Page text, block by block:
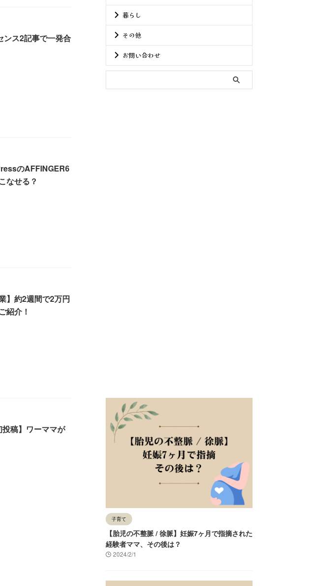
ンス2記事で一発合
のAFFINGER6
なせる？
】約2週間で2万円
紹介！
投稿】ワーママが
暮らし
その他
お問い合わせ
子育て
【胎児の不整脈 / 徐脈】妊娠7ヶ月で指摘された
経験者ママ、その後は？
2024/2/1